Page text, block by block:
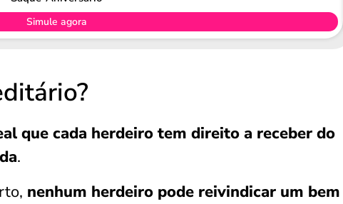
Simule agora
que cada herdeiro tem direito a receber do
.
nenhum herdeiro pode reivindicar um bem